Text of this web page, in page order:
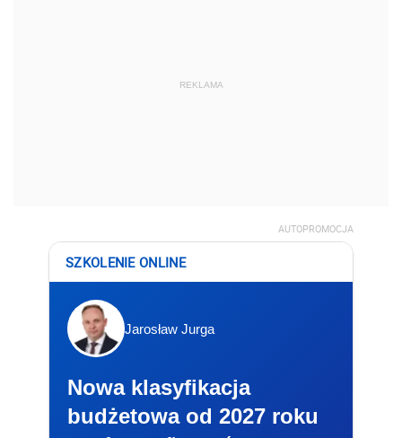
REKLAMA
AUTOPROMOCJA
SZKOLENIE ONLINE
Jarosław Jurga
Nowa klasyfikacja
budżetowa od 2027 roku